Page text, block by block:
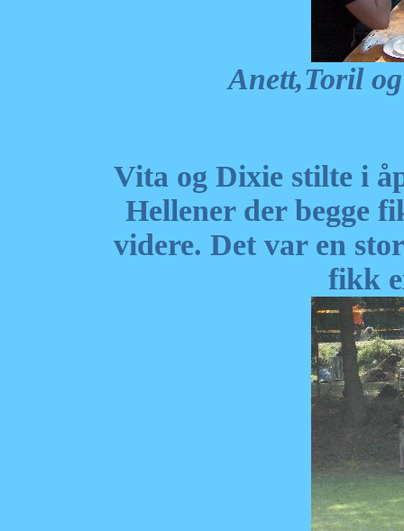
Anett,Toril
Vita og Dixie stilte i
Hellener der begge
videre. Det var en
fikk